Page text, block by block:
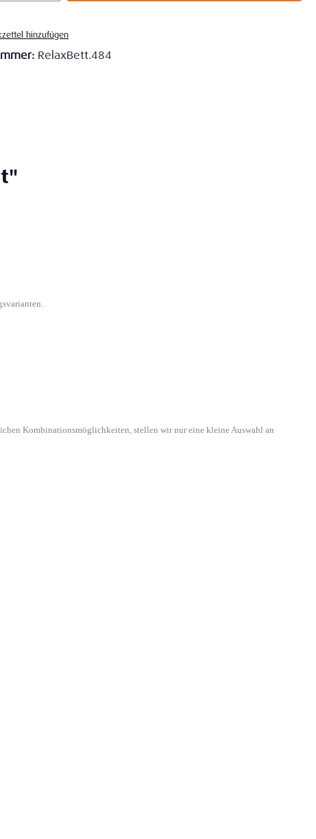
hinzufügen
RelaxBett.484
Kombinationsmöglichkeiten, stellen wir nur eine kleine Auswahl an